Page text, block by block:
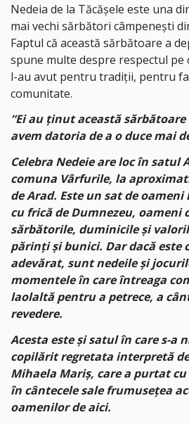
Nedeia de la Tăcășele este una
mai vechi sărbători câmpenești
Faptul că această sărbătoare a
spune multe despre respectul
l-au avut pentru tradiții, pentru
comunitate.
“Ei au ținut această
avem datoria de a o duce mai
Celebra Nedeie are loc în satul
comuna Vârfurile, la
de Arad. Este un sat de
cu frică de Dumnezeu, oameni
sărbătorile, duminicile și
părinți și bunici. Dar dacă este
adevărat, sunt nedeile și
momentele în care întreaga
laolaltă pentru a petrece, a
revedere.
Acesta este și satul în care s-a
copilărit regretata interpretă
Mihaela Mariș, care a purtat
în cântecele sale frumusețea
oamenilor de aici.